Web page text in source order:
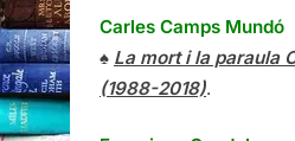
Carles Camps Mundó
♠ La mort i la paraula
(1988-2018).